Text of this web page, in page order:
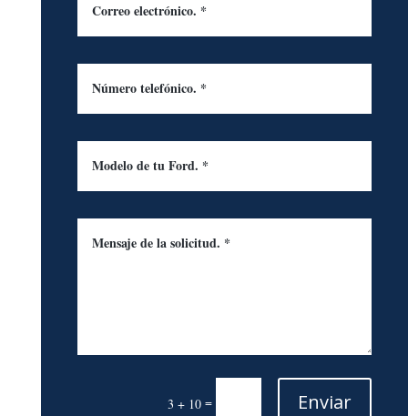
3 + 10 = Enviar